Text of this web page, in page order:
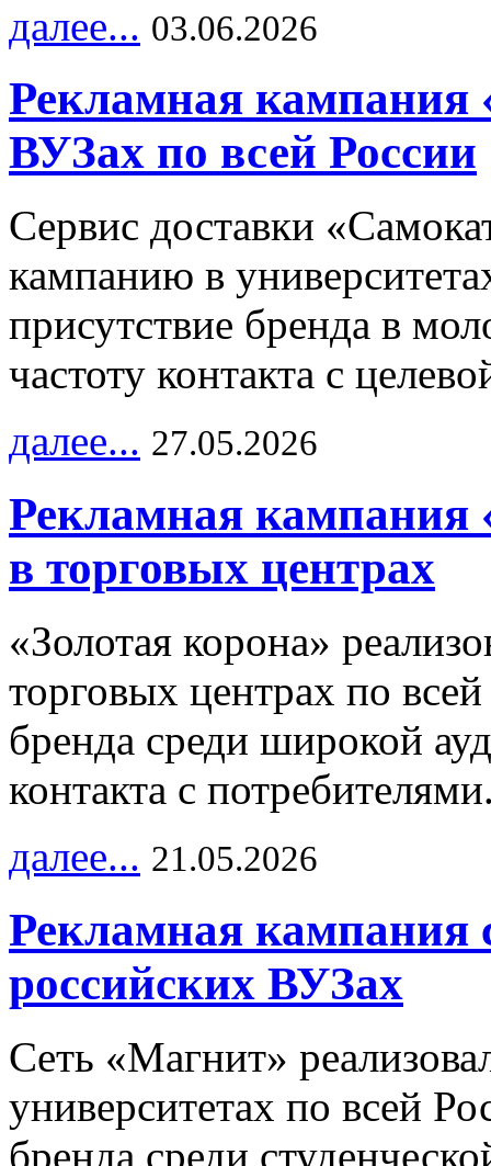
далее... 03.06.2026
Рекламная кампания
ВУЗах по всей России
Сервис доставки
кампанию в
присутствие бренда в
частоту контакта с
далее... 27.05.2026
Рекламная кампания
в торговых центрах
«Золотая корона»
торговых центрах по
бренда среди широкой
контакта с
далее... 21.05.2026
Рекламная кампания
российских ВУЗах
Сеть «Магнит»
университетах по всей
бренда среди